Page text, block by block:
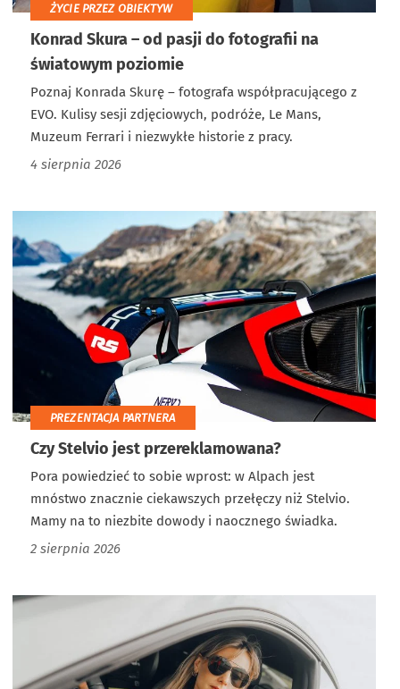
ŻYCIE PRZEZ OBIEKTYW
Konrad Skura – od pasji do fotografii na
światowym poziomie
Poznaj Konrada Skurę – fotografa współpracującego z
EVO. Kulisy sesji zdjęciowych, podróże, Le Mans,
Muzeum Ferrari i niezwykłe historie z pracy.
4 sierpnia 2026
PREZENTACJA PARTNERA
Czy Stelvio jest przereklamowana?
Pora powiedzieć to sobie wprost: w Alpach jest
mnóstwo znacznie ciekawszych przełęczy niż Stelvio.
Mamy na to niezbite dowody i naocznego świadka.
2 sierpnia 2026